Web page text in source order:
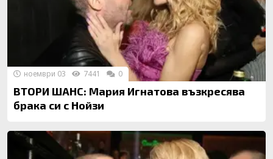
ВТОРИ ШАНС: Мария Игнатова възкресява
брака си с Нойзи
ноември 03 7441 0